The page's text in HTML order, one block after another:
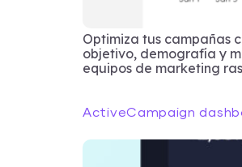
Optimiza tus campañas
objetivo, demografía y
equipos de marketing
ActiveCampaign